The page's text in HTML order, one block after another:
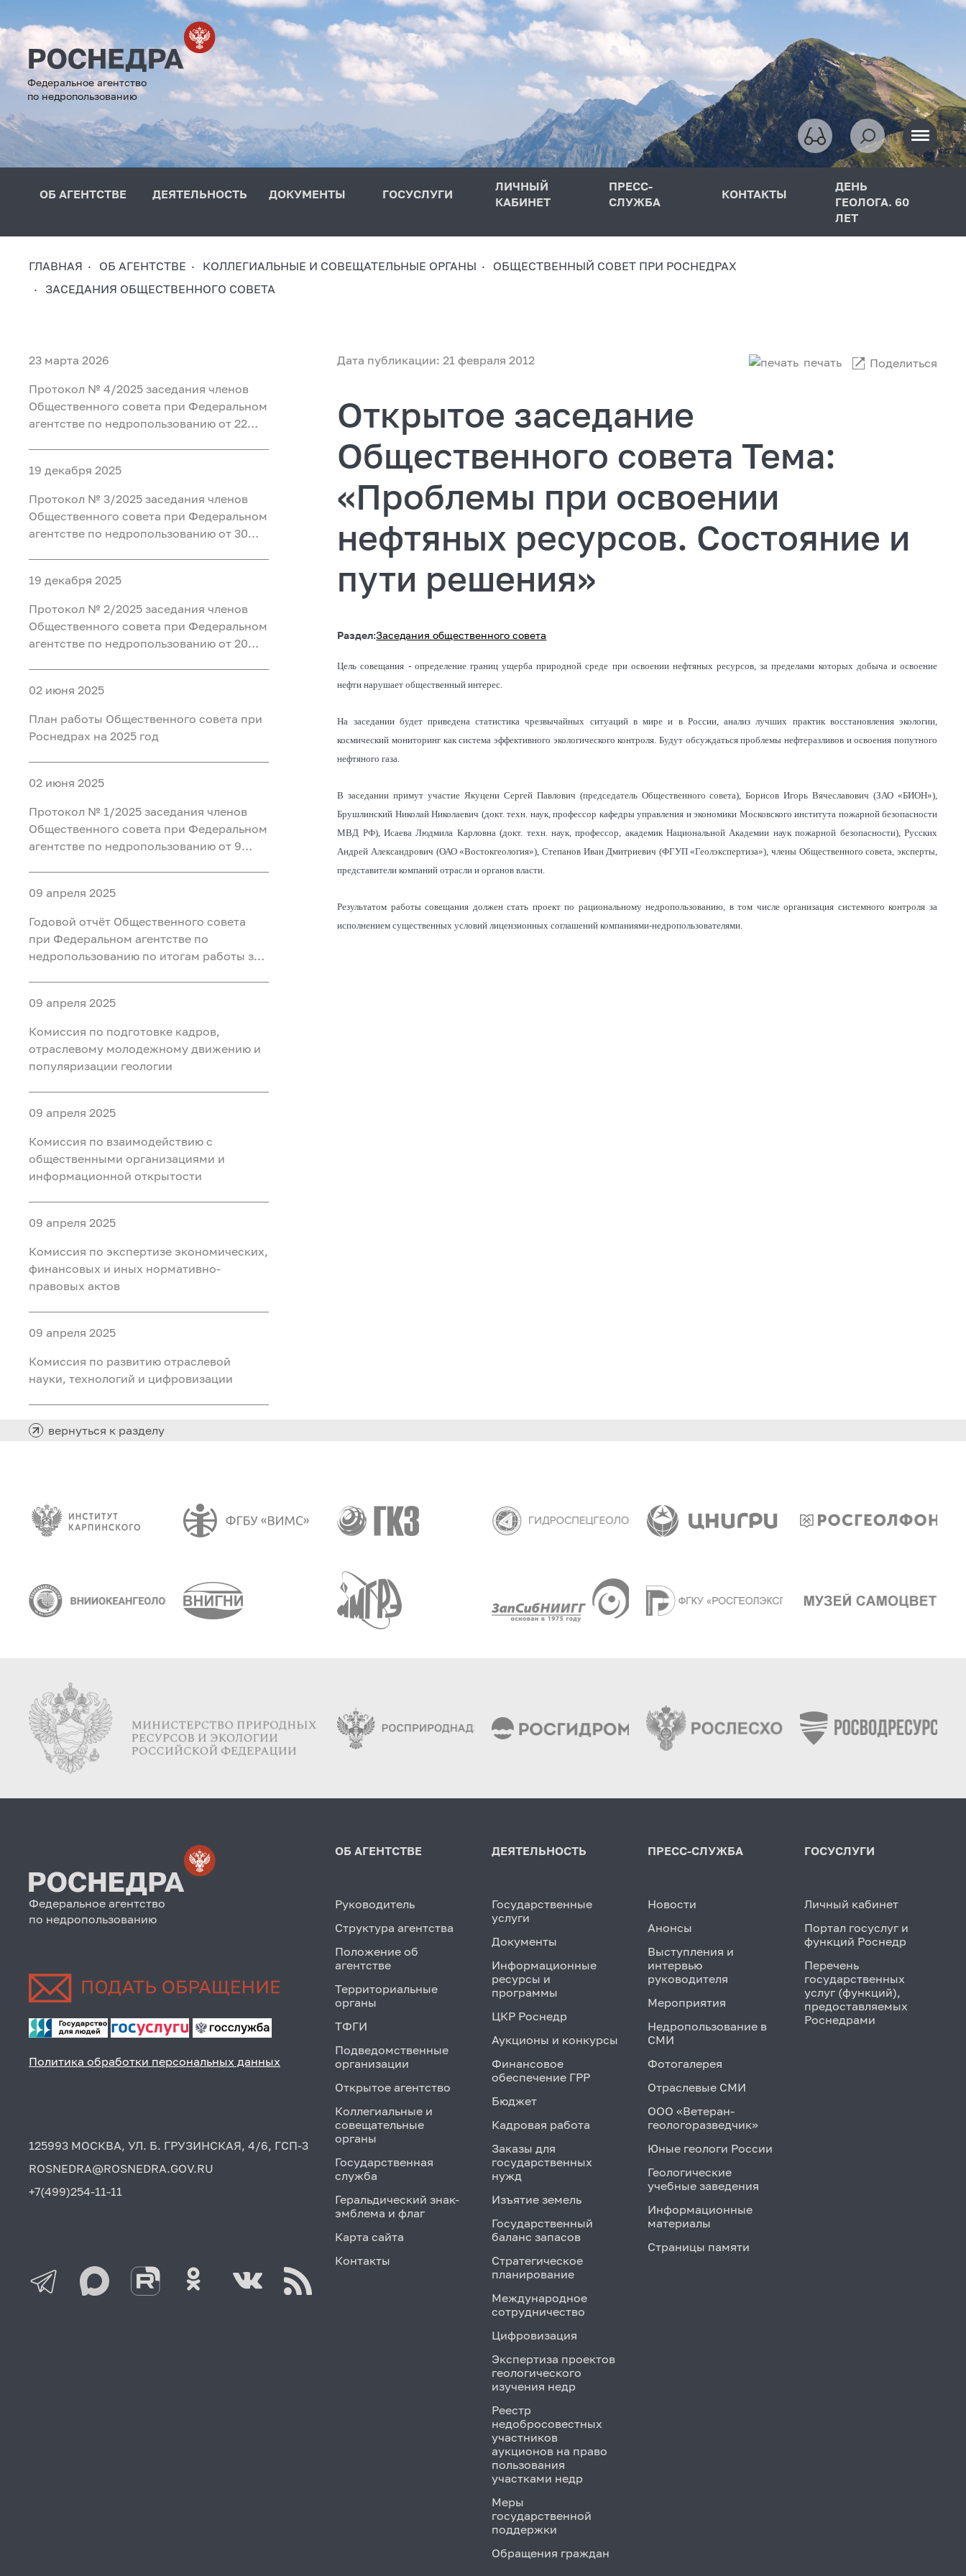
Федеральное агентство
по недропользованию
ОБ АГЕНТСТВЕ ДЕЯТЕЛЬНОСТЬ ДОКУМЕНТЫ ГОСУСЛУГИ
ЛИЧНЫЙ
КАБИНЕТ
ПРЕСС-
СЛУЖБА
КОНТАКТЫ
ДЕНЬ
ГЕОЛОГА. 60
ЛЕТ
ГЛАВНАЯ ОБ АГЕНТСТВЕ КОЛЛЕГИАЛЬНЫЕ И СОВЕЩАТЕЛЬНЫЕ ОРГАНЫ
ОБЩЕСТВЕННЫЙ СОВЕТ ПРИ РОСНЕДРАХ
ЗАСЕДАНИЯ ОБЩЕСТВЕННОГО СОВЕТА
23 марта 2026
Протокол № 4/2025 заседания членов
Общественного совета при Федеральном
агентстве по недропользованию от 22
19 декабря 2025
Протокол № 3/2025 заседания членов
Общественного совета при Федеральном
агентстве по недропользованию от 30
19 декабря 2025
Протокол № 2/2025 заседания членов
Общественного совета при Федеральном
агентстве по недропользованию от 20
02 июня 2025
План работы Общественного совета при
Роснедрах на 2025 год
02 июня 2025
Протокол № 1/2025 заседания членов
Общественного совета при Федеральном
агентстве по недропользованию от 9
09 апреля 2025
Годовой отчёт Общественного совета
при Федеральном агентстве по
недропользованию по итогам работы за
09 апреля 2025
Комиссия по подготовке кадров,
отраслевому молодежному движению и
популяризации геологии
09 апреля 2025
Комиссия по взаимодействию с
общественными организациями и
информационной открытости
09 апреля 2025
Комиссия по экспертизе экономических,
финансовых и иных нормативно-
правовых актов
09 апреля 2025
Комиссия по развитию отраслевой
науки, технологий и цифровизации
Дата публикации: 21 февраля 2012 печать Поделиться
Открытое заседание
Общественного совета Тема:
«Проблемы при освоении
нефтяных ресурсов. Состояние и
пути решения»
Раздел:Заседания общественного совета
Цель совещания - определение границ ущерба природной среде при освоении нефтяных ресурсов, за пределами которых добыча и освоение
нефти нарушает общественный интерес.
На заседании будет приведена статистика чрезвычайных ситуаций в мире и в России, анализ лучших практик восстановления экологии,
космический мониторинг как система эффективного экологического контроля. Будут обсуждаться проблемы нефтеразливов и освоения попутного
нефтяного газа.
В заседании примут участие Якуцени Сергей Павлович (председатель Общественного совета), Борисов Игорь Вячеславович (ЗАО «БИОН»),
Брушлинский Николай Николаевич (докт. техн. наук, профессор кафедры управления и экономики Московского института пожарной безопасности
МВД РФ), Исаева Людмила Карловна (докт. техн. наук, профессор, академик Национальной Академии наук пожарной безопасности), Русских
Андрей Александрович (ОАО «Востокгеология»), Степанов Иван Дмитриевич (ФГУП «Геолэкспертиза»), члены Общественного совета, эксперты,
представители компаний отрасли и органов власти.
Результатом работы совещания должен стать проект по рациональному недропользованию, в том числе организация системного контроля за
исполнением существенных условий лицензионных соглашений компаниями-недропользователями.
вернуться к разделу
Федеральное агентство
по недропользованию
Политика обработки персональных данных
125993 МОСКВА, УЛ. Б. ГРУЗИНСКАЯ, 4/6, ГСП-3
ROSNEDRA@ROSNEDRA.GOV.RU
+7(499)254-11-11
ОБ АГЕНТСТВЕ
Руководитель
Структура агентства
Положение об
агентстве
Территориальные
органы
ТФГИ
Подведомственные
организации
Открытое агентство
Коллегиальные и
совещательные
органы
Государственная
служба
Геральдический знак-
эмблема и флаг
Карта сайта
Контакты
ДЕЯТЕЛЬНОСТЬ
Государственные
услуги
Документы
Информационные
ресурсы и
программы
ЦКР Роснедр
Аукционы и конкурсы
Финансовое
обеспечение ГРР
Бюджет
Кадровая работа
Заказы для
государственных
нужд
Изъятие земель
Государственный
баланс запасов
Стратегическое
планирование
Международное
сотрудничество
Цифровизация
Экспертиза проектов
геологического
изучения недр
Реестр
недобросовестных
участников
аукционов на право
пользования
участками недр
Меры
государственной
поддержки
Обращения граждан
ПРЕСС-СЛУЖБА
Новости
Анонсы
Выступления и
интервью
руководителя
Мероприятия
Недропользование в
СМИ
Фотогалерея
Отраслевые СМИ
ООО «Ветеран-
геологоразведчик»
Юные геологи России
Геологические
учебные заведения
Информационные
материалы
Страницы памяти
ГОСУСЛУГИ
Личный кабинет
Портал госуслуг и
функций Роснедр
Перечень
государственных
услуг (функций),
предоставляемых
Роснедрами